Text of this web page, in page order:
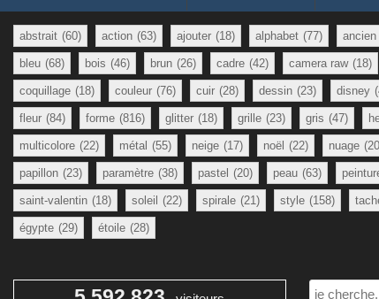
abstrait (60) action (63) ajouter (18) alphabet (77) ancien
bleu (68) bois (46) brun (26) cadre (42) camera raw (18)
coquillage (18) couleur (76) cuir (28) dessin (23) disney
fleur (84) forme (816) glitter (18) grille (23) gris (47)
multicolore (22) métal (55) neige (17) noël (22) nuage
papillon (23) paramètre (38) pastel (20) peau (63)
saint-valentin (18) soleil (22) spirale (21) style (158)
égypte (29) étoile (28)
Rechercher